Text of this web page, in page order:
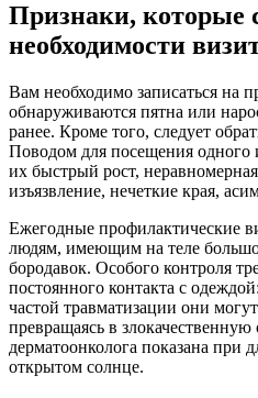
Признаки, которые
необходимости
Вам необходимо записаться на
обнаруживаются пятна или
ранее. Кроме того, следует
Поводом для посещения одного
их быстрый рост,
изъязвление, нечеткие края,
Ежегодные профилактические
людям, имеющим на теле
бородавок. Особого контроля
постоянного контакта с
частой травматизации они
превращаясь в
дерматоонколога показана при
открытом солнце.